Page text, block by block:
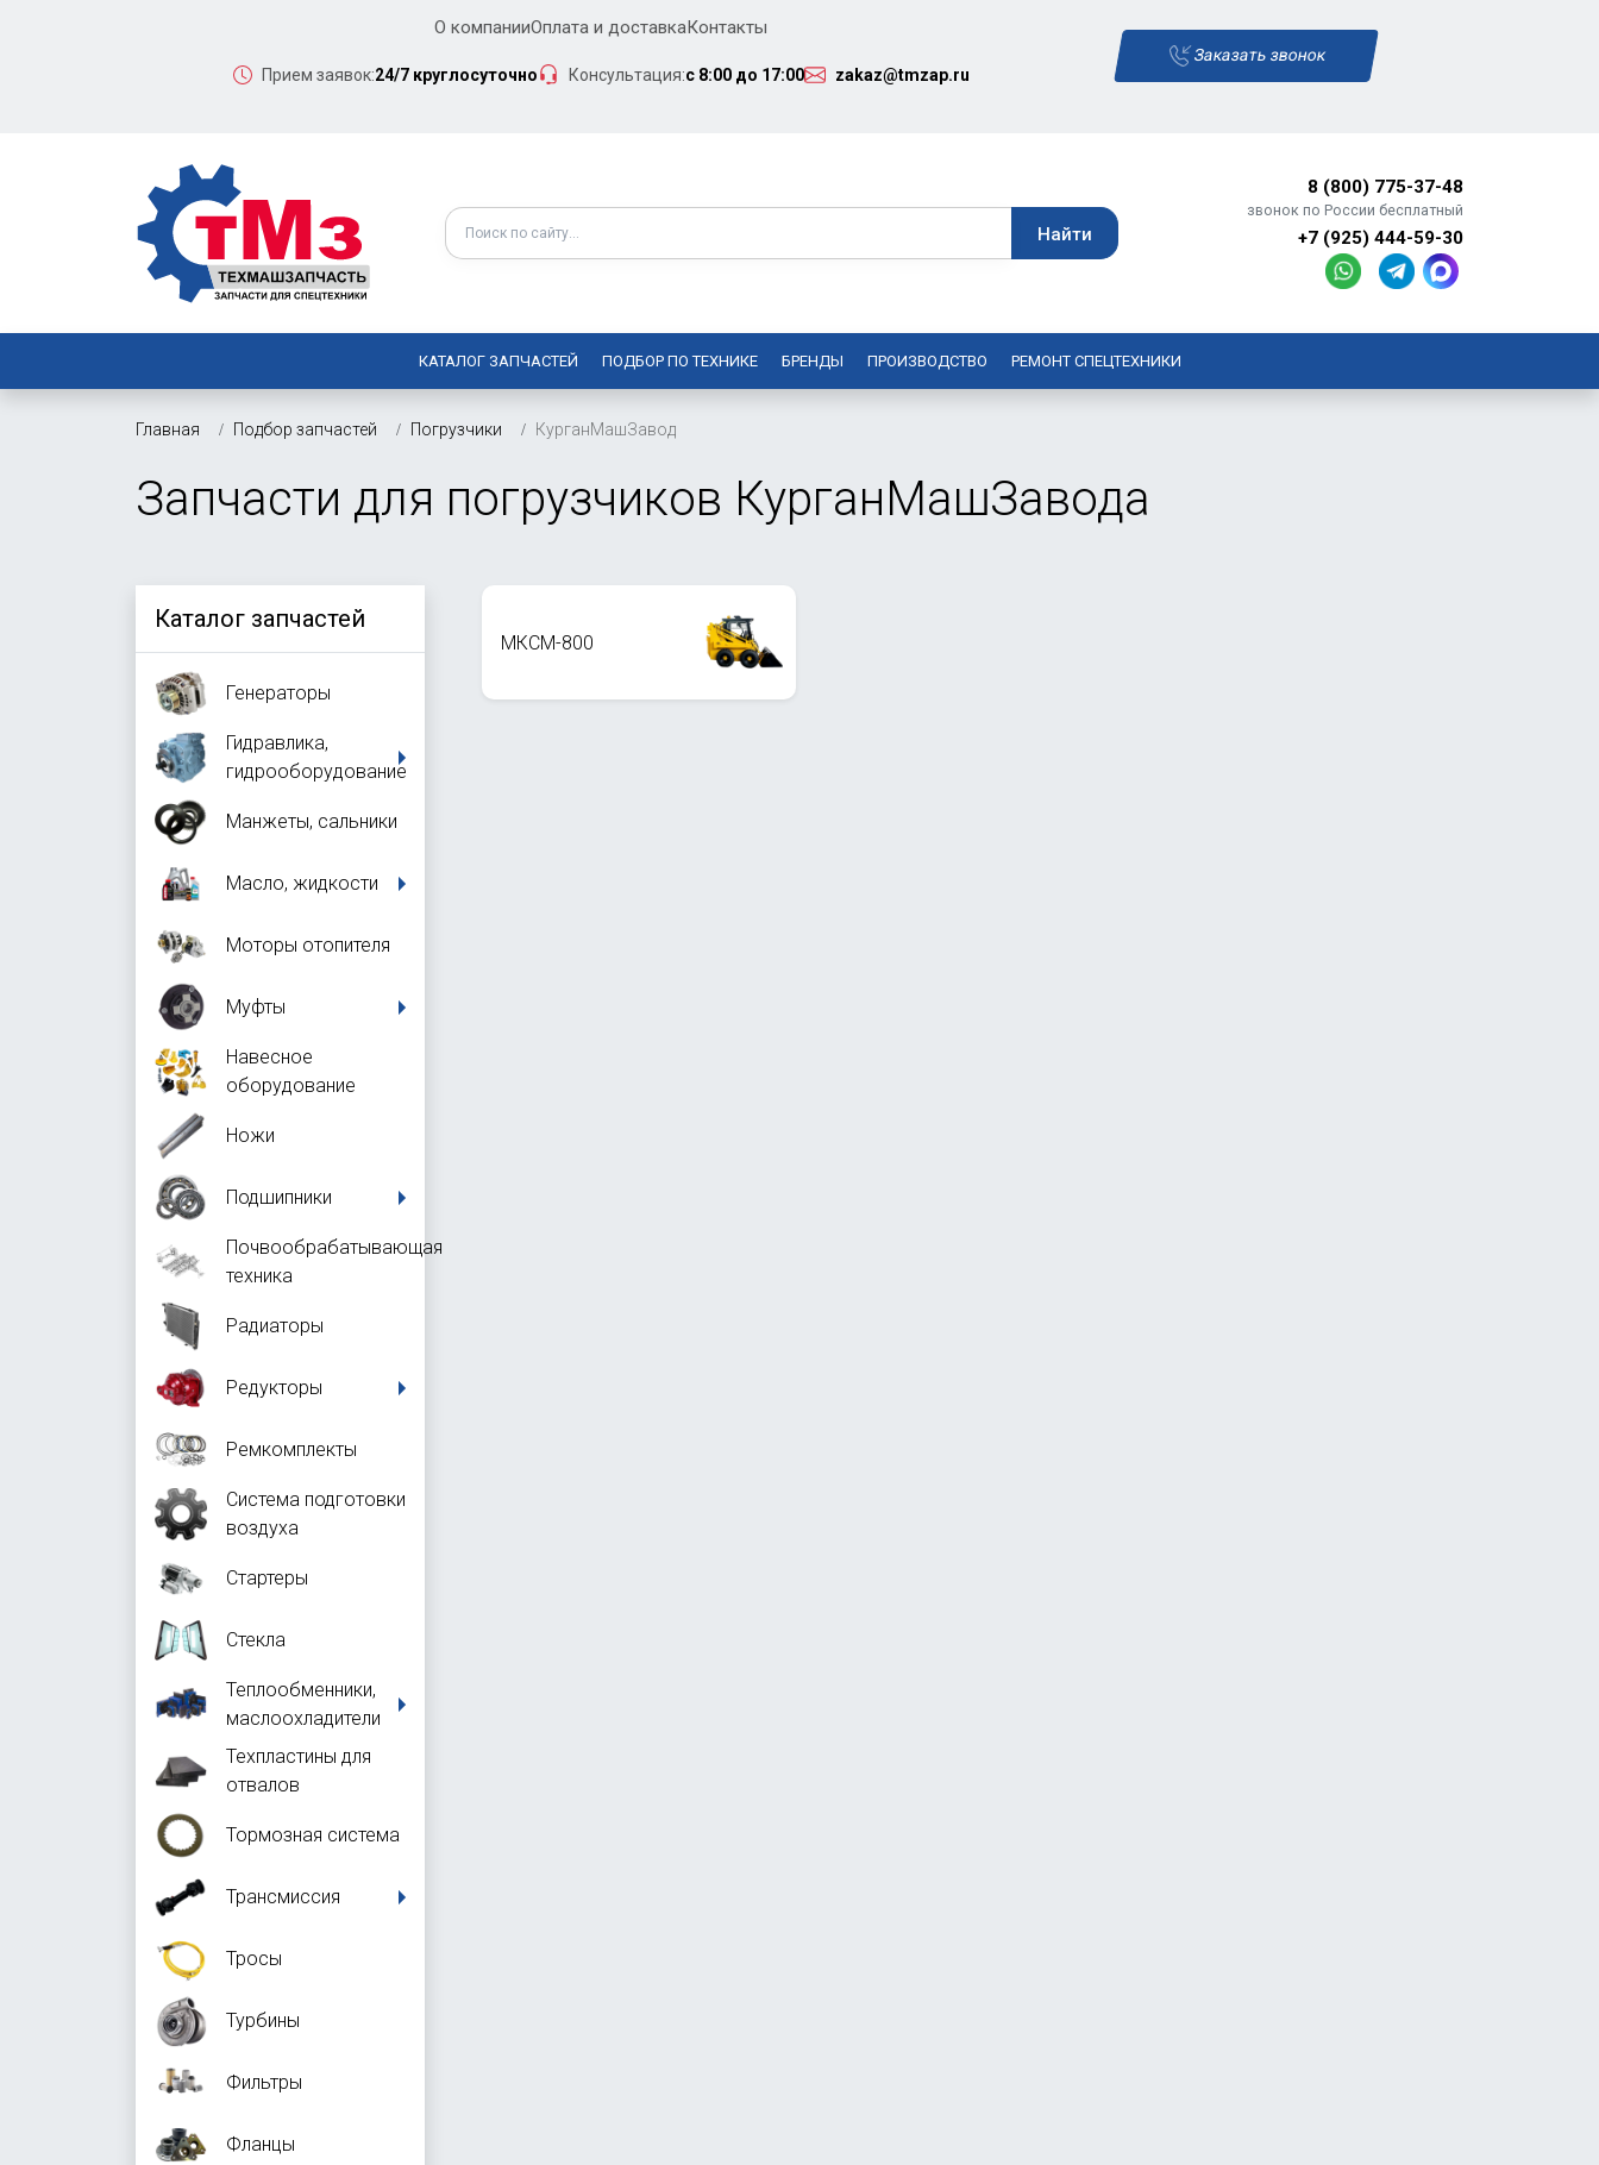
О компанииОплата и доставкаКонтакты
Прием заявок:24/7 круглосуточно Консультация:с 8:00 до 17:00 zakaz@tmzap.ru
Заказать звонок
8 (800) 775-37-48
звонок по России бесплатный
+7 (925) 444-59-30
КАТАЛОГ ЗАПЧАСТЕЙ ПОДБОР ПО ТЕХНИКЕ БРЕНДЫ ПРОИЗВОДСТВО РЕМОНТ СПЕЦТЕХНИКИ
Главная Подбор запчастей Погрузчики КурганМашЗавод
Запчасти для погрузчиков КурганМашЗавода
Каталог запчастей
Генераторы
Гидравлика,
гидрооборудование
Манжеты, сальники
Масло, жидкости
Моторы отопителя
Муфты
Навесное
оборудование
Ножи
Подшипники
Почвообрабатывающая
техника
Радиаторы
Редукторы
Ремкомплекты
Система подготовки
воздуха
Стартеры
Стекла
Теплообменники,
маслоохладители
Техпластины для
отвалов
Тормозная система
Трансмиссия
Тросы
Турбины
Фильтры
Фланцы
МКСМ-800